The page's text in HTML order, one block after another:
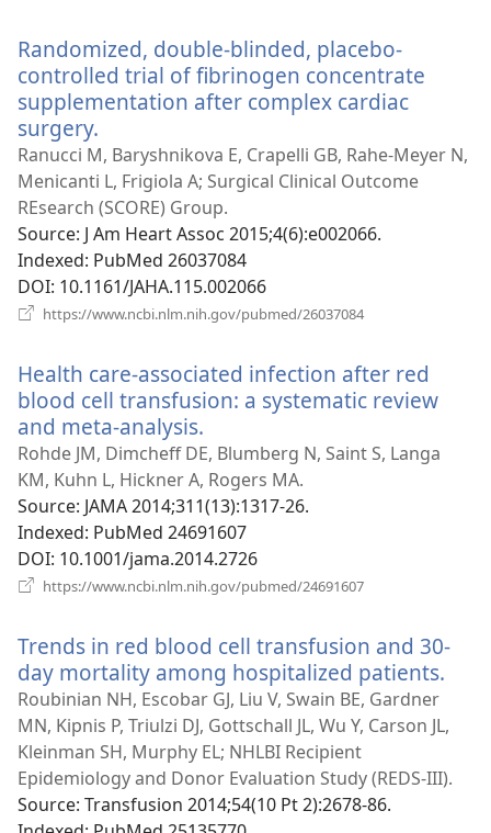
вікні)
Randomized, double-blinded, placebo-
controlled trial of fibrinogen concentrate
supplementation after complex cardiac
surgery.
у
новому
вікні)
Ranucci M, Baryshnikova E, Crapelli GB, Rahe-Meyer N,
Menicanti L, Frigiola A; Surgical Clinical Outcome
REsearch (SCORE) Group.
Source‎: J Am Heart Assoc 2015;4(6):e002066.
Indexed‎: PubMed 26037084
DOI‎: 10.1161/JAHA.115.002066
https://www.ncbi.nlm.nih.gov/pubmed/26037084
вікні)
Health care-associated infection after red
blood cell transfusion: a systematic review
and meta-analysis.
у
новому
вікні)
Rohde JM, Dimcheff DE, Blumberg N, Saint S, Langa
KM, Kuhn L, Hickner A, Rogers MA.
Source‎: JAMA 2014;311(13):1317-26.
Indexed‎: PubMed 24691607
DOI‎: 10.1001/jama.2014.2726
https://www.ncbi.nlm.nih.gov/pubmed/24691607
вікні)
Trends in red blood cell transfusion and 30-
day mortality among hospitalized patients.
Roubinian NH, Escobar GJ, Liu V, Swain BE, Gardner
MN, Kipnis P, Triulzi DJ, Gottschall JL, Wu Y, Carson JL,
Kleinman SH, Murphy EL; NHLBI Recipient
Epidemiology and Donor Evaluation Study (REDS-III).
Source‎: Transfusion 2014;54(10 Pt 2):2678-86.